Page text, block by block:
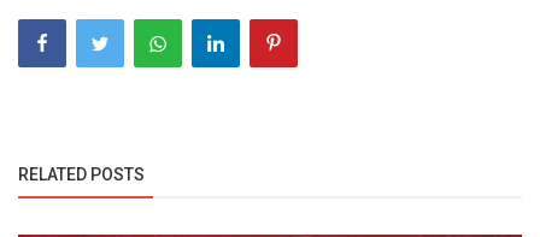
RELATED POSTS